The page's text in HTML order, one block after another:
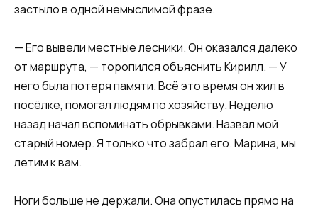
застыло в одной немыслимой фразе.
— Его вывели местные лесники. Он оказался далеко
от маршрута, — торопился объяснить Кирилл. — У
него была потеря памяти. Всё это время он жил в
посёлке, помогал людям по хозяйству. Неделю
назад начал вспоминать обрывками. Назвал мой
старый номер. Я только что забрал его. Марина, мы
летим к вам.
Ноги больше не держали. Она опустилась прямо на